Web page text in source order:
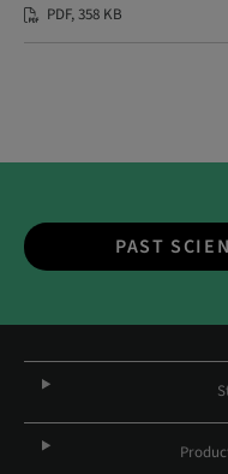
PDF, 358 KB
PAST